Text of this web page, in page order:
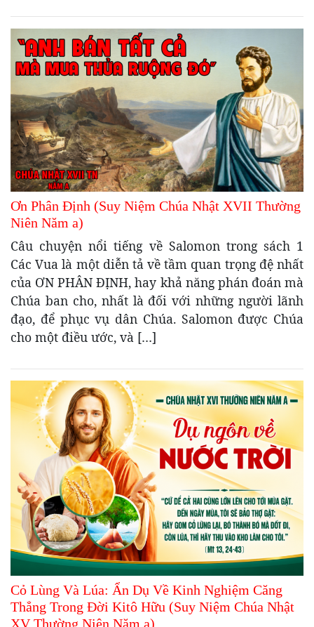
Ơn Phân Định (Suy Niệm Chúa Nhật XVII Thường
Niên Năm a)
Câu chuyện nổi tiếng về Salomon trong sách 1
Các Vua là một diễn tả về tầm quan trọng đệ nhất
của ƠN PHÂN ĐỊNH, hay khả năng phán đoán mà
Chúa ban cho, nhất là đối với những người lãnh
đạo, để phục vụ dân Chúa. Salomon được Chúa
cho một điều ước, và […]
Cỏ Lùng Và Lúa: Ẩn Dụ Về Kinh Nghiệm Căng
Thẳng Trong Đời Kitô Hữu (Suy Niệm Chúa Nhật
XV Thường Niên Năm a)